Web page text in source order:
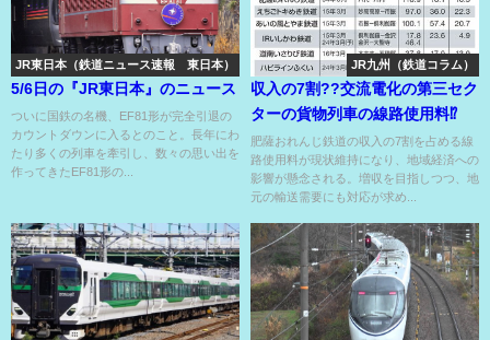
JR東日本（鉄道ニュース速報 東日本）
5/6日の『JR東日本』のニュース
ついに国鉄の名機、EF81形が完全引退の
カウントダウンに入るとのこと。長年にわ
たり多くの列車を牽引し、数々の思い出を
作ってきたEF81形の...
JR九州（鉄道コラム）
収入の7割??交流電化の第三セク
ターの貨物列車の線路使用料⁉
肥薩おれんじ鉄道の収入の7割を占める線
路使用料が現状維持になり、地域経済への
影響が懸念される。増収を目指しつつ、地
元の輸送需要にも対応が求め...